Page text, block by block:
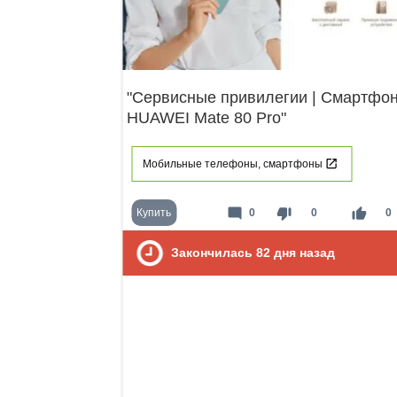
"Сервисные привилегии |
HUAWEI Mate 80 Pro"
Мобильные телефоны, смартфоны
Купить thumb_down 0 thumb_up 0
mode_comment 0
Закончилась 82 дня назад